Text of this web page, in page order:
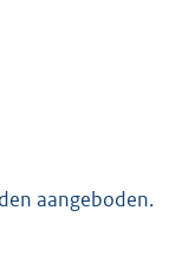
aangeboden.